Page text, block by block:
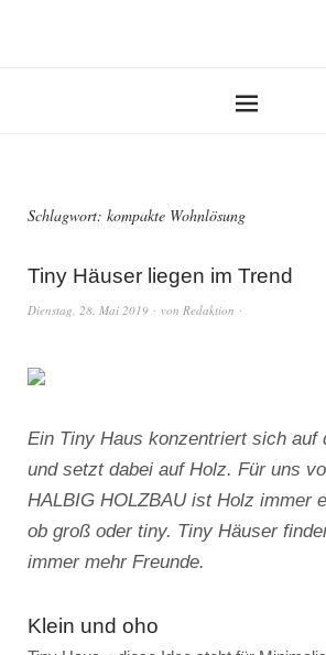
Schlagwort: kompakte Wohnlösung
Tiny Häuser liegen im Trend
Dienstag, 28. Mai 2019 von Redaktion
Ein Tiny Haus konzentriert sich auf
und setzt dabei auf Holz. Für uns
HALBIG HOLZBAU ist Holz immer
ob groß oder tiny. Tiny Häuser
immer mehr Freunde.
Klein und oho